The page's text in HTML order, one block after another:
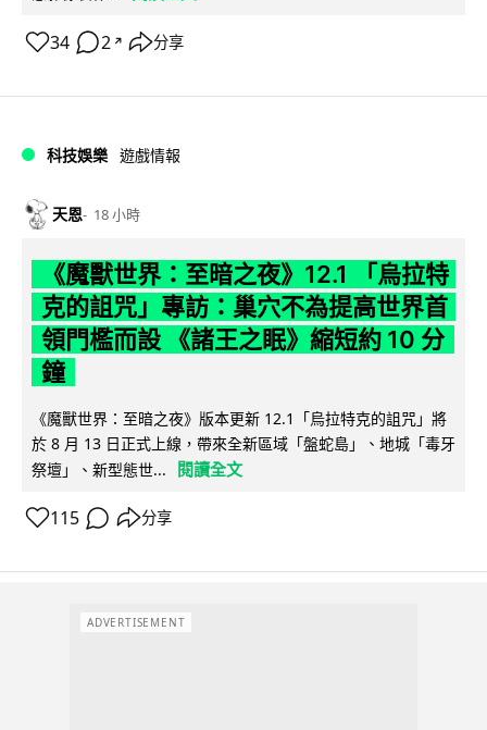
34 2 ↗ 分享
科技娛樂 遊戲情報
天恩 18 小時
《魔獸世界：至暗之夜》12.1 「烏拉特
克的詛咒」專訪：巢穴不為提高世界首
領門檻而設 《諸王之眠》縮短約 10 分
鐘
《魔獸世界：至暗之夜》版本更新 12.1「烏拉特克的詛咒」將
於 8 月 13 日正式上線，帶來全新區域「盤蛇島」、地城「毒牙
祭壇」、新型態世...
閱讀全文
115 分享
ADVERTISEMENT